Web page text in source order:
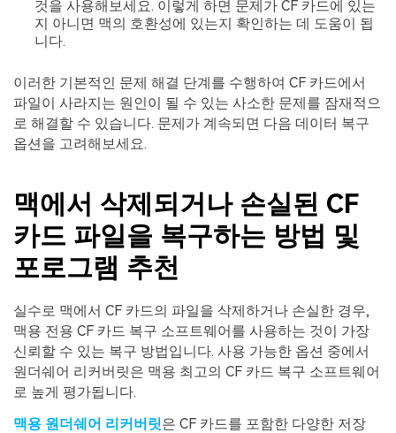
것을 사용해보세요. 이렇게 하면 문제가 CF 카드에 있는
지 아니면 맥의 호환성에 있는지 확인하는 데 도움이 됩
니다.
이러한 기본적인 문제 해결 단계를 수행하여 CF 카드에서
파일이 사라지는 원인이 될 수 있는 사소한 문제를 잠재적으
로 해결할 수 있습니다. 문제가 계속되면 다음 데이터 복구
옵션을 고려해보세요.
맥에서 삭제되거나 손실된 CF
카드 파일을 복구하는 방법 및
포로그램 추천
실수로 맥에서 CF 카드의 파일을 삭제하거나 손실한 경우,
맥용 전용 CF 카드 복구 소프트웨어를 사용하는 것이 가장
신뢰할 수 있는 복구 방법입니다. 사용 가능한 옵션 중에서
원더쉐어 리커버릿은 맥용 최고의 CF 카드 복구 소프트웨어
로 높게 평가됩니다.
맥용 원더쉐어 리커버릿은 CF 카드를 포함한 다양한 저장